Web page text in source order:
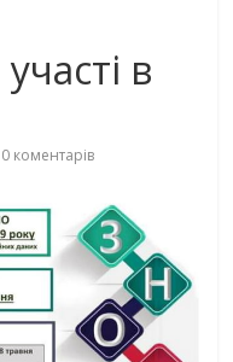
в
0 коментарів